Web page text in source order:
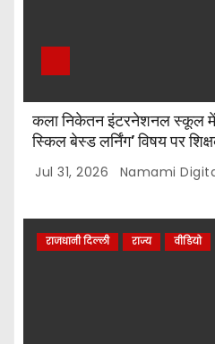
कला निकेतन इंटरनेशनल स्कूल में
स्किल बेस्ड लर्निंग’ विषय पर
टॉप-5 विजेताओं को किया गया
Jul 31, 2026 Namami
राजधानी दिल्ली राज्य वीडियो